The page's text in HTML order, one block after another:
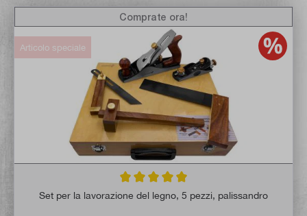
Articolo speciale
Valutazione media di 5 su 5 stelle
Set per la lavorazione del legno, 5 pezzi, palissandro
Comprate ora!